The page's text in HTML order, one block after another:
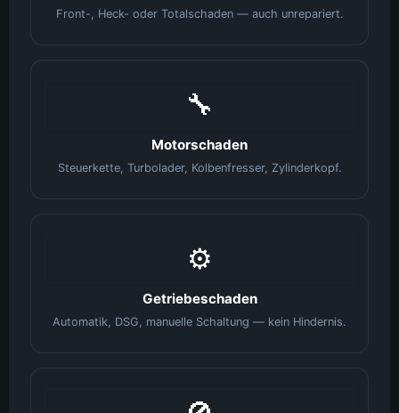
Front-, Heck- oder Totalschaden — auch unrepariert.
🔧
Motorschaden
Steuerkette, Turbolader, Kolbenfresser, Zylinderkopf.
⚙️
Getriebeschaden
Automatik, DSG, manuelle Schaltung — kein Hindernis.